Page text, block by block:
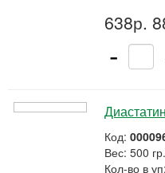
638р.
-
Код:
Вес: 500 гр.
Кол-во в уп: